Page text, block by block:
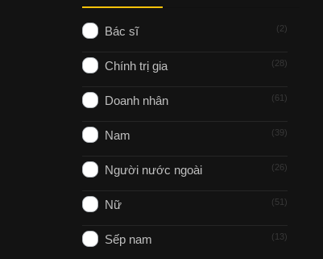
Bác sĩ 2
Chính trị gia 28
Doanh nhân 61
Nam 39
Người nước ngoài 26
Nữ 51
Sếp nam 13